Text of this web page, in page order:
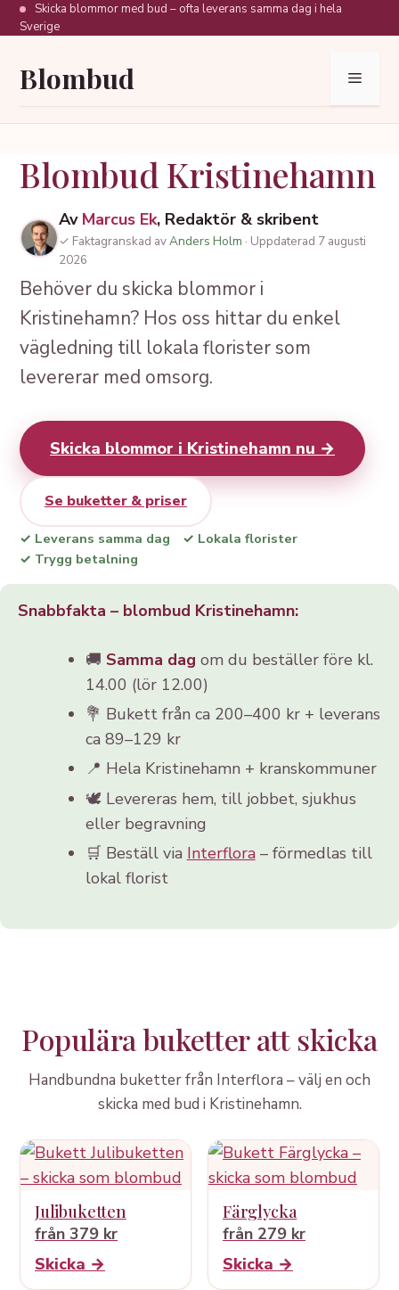
Hoppa
till
Skicka blommor med bud – ofta leverans samma dag i hela
Sverige
Blombud Meny
Blombud Kristinehamn
Av Marcus Ek, Redaktör & skribent
✓ Faktagranskad avAnders Holm · Uppdaterad 7 augusti
2026
Behöver du skicka blommor i
Kristinehamn? Hos oss hittar du enkel
vägledning till lokala florister som
levererar med omsorg.
Skicka blommor i Kristinehamn nu →
Se buketter & priser
✓ Leverans samma dag
✓ Lokala florister
✓ Trygg betalning
Snabbfakta – blombud Kristinehamn:
🚚 Samma dag om du beställer före kl.
14.00 (lör 12.00)
💐 Bukett från ca 200–400 kr + leverans
ca 89–129 kr
📍 Hela Kristinehamn + kranskommuner
🕊️ Levereras hem, till jobbet, sjukhus
eller begravning
🛒 Beställ via Interflora– förmedlas till
lokal florist
Populära buketter att skicka
Handbundna buketter från Interflora – välj en och
skicka med bud i Kristinehamn.
Julibuketten
från 379 kr
Skicka →
Färglycka
från 279 kr
Skicka →